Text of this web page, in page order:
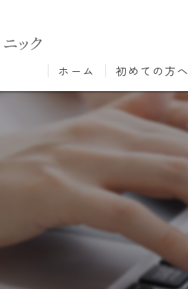
ホーム 初めての方へ